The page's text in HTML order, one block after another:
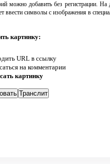
можно добавить без регистрации. На
ввести символы с изображения в
картинку:
URL в ссылку
на комментарии
картинку